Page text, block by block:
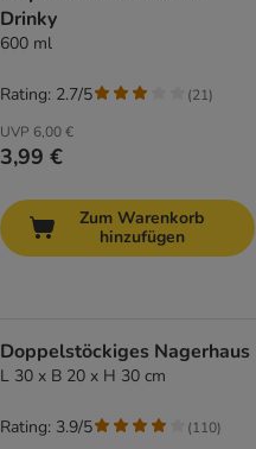
Drinky
600 ml
UVP 6,00 €
3,99 €
Rating: 2.7/5 (21)
Zum Warenkorb
hinzufügen
Doppelstöckiges Nagerhaus
L 30 x B 20 x H 30 cm
Rating: 3.9/5 (110)